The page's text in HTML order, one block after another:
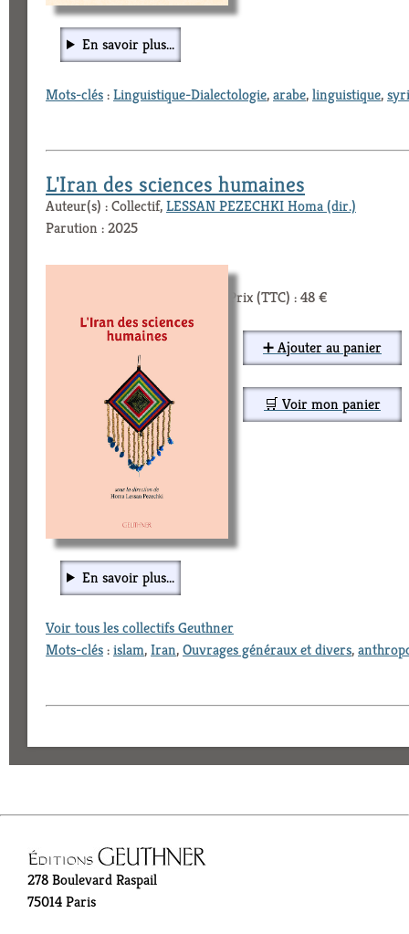
En savoir plus...
Mots-clés:Linguistique-Dialectologie,arabe,linguistique,
L'Iran des sciences humaines
Auteur(s) : Collectif,LESSAN PEZECHKI Homa (dir.)
Parution : 2025
Prix (TTC) : 48 €
➕ Ajouter au panier
🛒 Voir mon panier
En savoir plus...
Voir tous les collectifs Geuthner
Mots-clés:islam,Iran,Ouvrages généraux et divers,
278 Boulevard Raspail
75014 Paris